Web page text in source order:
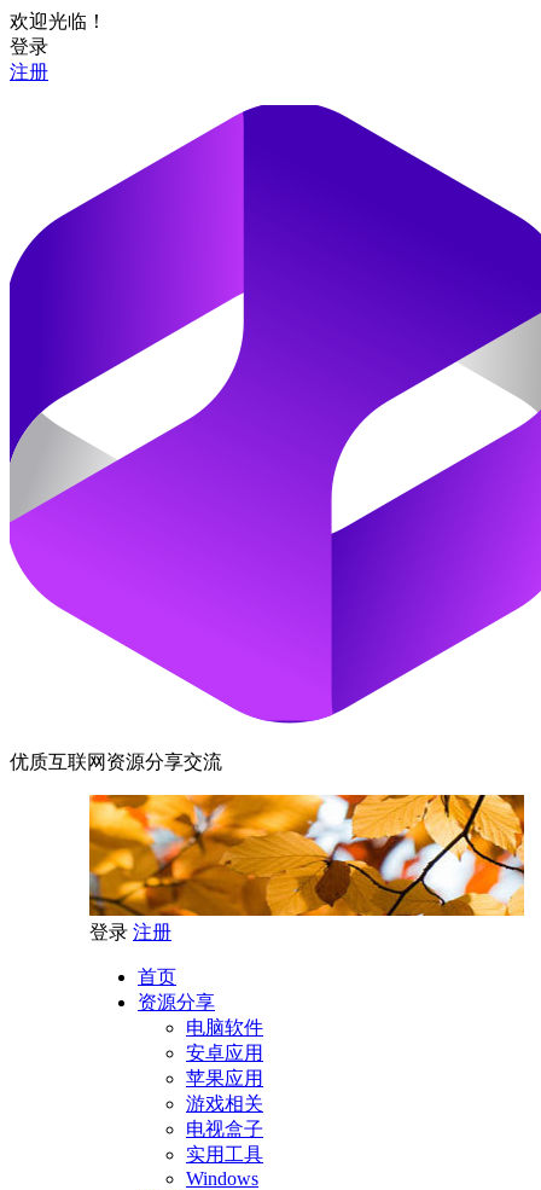
欢迎光临！
登录
注册
优质互联网资源分享交流
登录 注册
首页
资源分享
电脑软件
安卓应用
苹果应用
游戏相关
电视盒子
实用工具
Windows